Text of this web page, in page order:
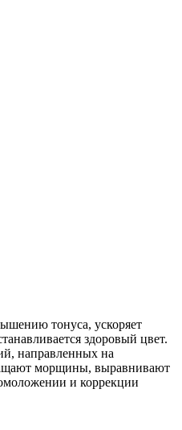
тонуса, ускоряет
здоровый цвет.
направленных на
морщины, выравнивают
и коррекции